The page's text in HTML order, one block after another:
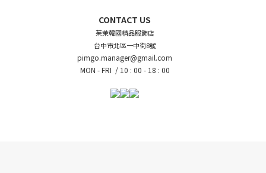
CONTACT US
茱茉韓國精品服飾店
台中市北區一中街8號
pimgo.manager@gmail.com
MON - FRI / 10 : 00 - 18 : 00